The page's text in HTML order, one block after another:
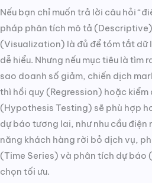
Nếu bạn chỉ muốn trả lời câu hỏi
pháp phân tích mô tả
(Visualization) là đủ để tóm tắt dữ
dễ hiểu. Nhưng nếu mục tiêu là tìm
sao doanh số giảm, chiến dịch
thì hồi quy (Regression) hoặc
(Hypothesis Testing) sẽ phù hợp
dự báo tương lai, như nhu cầu
năng khách hàng rời bỏ dịch vụ,
(Time Series) và phân tích dự báo
chọn tối ưu.